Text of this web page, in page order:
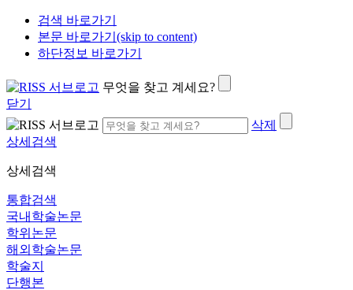
검색 바로가기
본문 바로가기(skip to content)
하단정보 바로가기
무엇을 찾고 계세요?
닫기
삭제
상세검색
상세검색
통합검색
국내학술논문
학위논문
해외학술논문
학술지
단행본